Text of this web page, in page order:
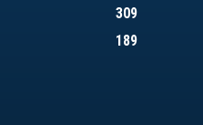
309
189